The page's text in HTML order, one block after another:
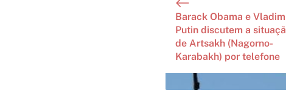
Barack Obama e
Putin discutem a
de Artsakh (Nagorno-
Karabakh) por telefone